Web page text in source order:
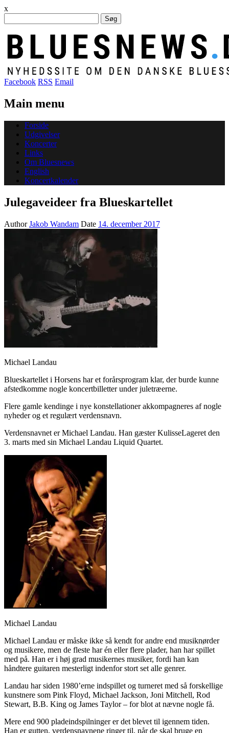
x
efter:
Facebook RSS Email
Main menu
Skip
content
Forside
Udgivelser
Koncerter
Links
Om Bluesnews
English
Koncertkalender
Julegaveideer fra Blueskartellet
AuthorJakob Wandam Date 14. december 2017
Michael Landau
Blueskartellet i Horsens har et forårsprogram klar, der burde kunne
afstedkomme nogle koncertbilletter under juletræerne.
Flere gamle kendinge i nye konstellationer akkompagneres af nogle
nyheder og et regulært verdensnavn.
Verdensnavnet er Michael Landau. Han gæster KulisseLageret den
3. marts med sin Michael Landau Liquid Quartet.
Michael Landau
Michael Landau er måske ikke så kendt for andre end musiknørder
og musikere, men de fleste har én eller flere plader, han har spillet
med på. Han er i høj grad musikernes musiker, fordi han kan
håndtere guitaren mesterligt indenfor stort set alle genrer.
Landau har siden 1980’erne indspillet og turneret med så forskellige
kunstnere som Pink Floyd, Michael Jackson, Joni Mitchell, Rod
Stewart, B.B. King og James Taylor – for blot at nævne nogle få.
Mere end 900 pladeindspilninger er det blevet til igennem tiden.
Han er gutten, verdensnavnene ringer til, når de skal bruge en